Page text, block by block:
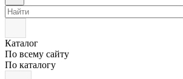
Каталог
По всему сайту
По каталогу